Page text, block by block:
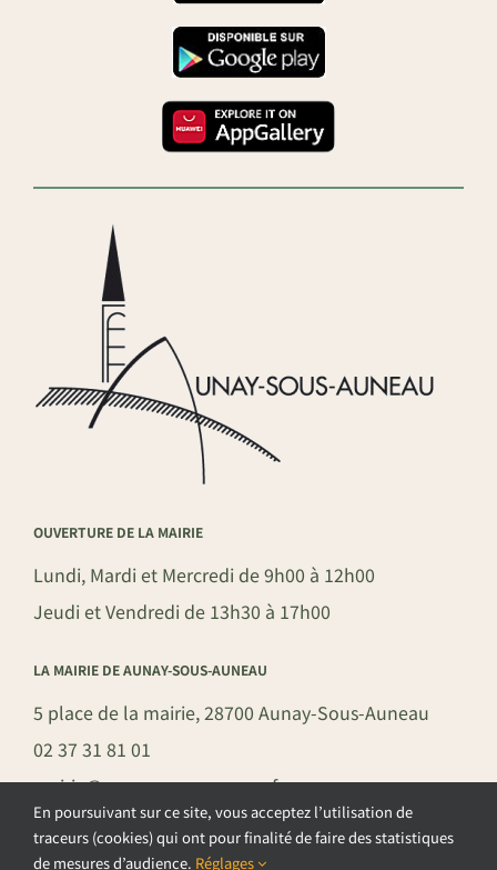
OUVERTURE DE LA MAIRIE
Lundi, Mardi et Mercredi de 9h00 à 12h00
Jeudi et Vendredi de 13h30 à 17h00
LA MAIRIE DE AUNAY-SOUS-AUNEAU
5 place de la mairie, 28700 Aunay-Sous-Auneau
02 37 31 81 01
mairie@aunay-sous-auneau.fr
En poursuivant sur ce site, vous acceptez l’utilisation de
traceurs (cookies) qui ont pour finalité de faire des statistiques
de mesures d’audience. Réglages